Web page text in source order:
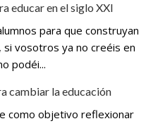
educar en el siglo XXI
para que construyan
si vosotros ya no creéis en
podéi...
cambiar la educación
como objetivo reflexionar